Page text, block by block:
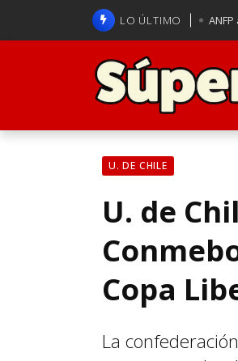
LO ÚLTIMO
La U
U. DE CHILE
U. de
Copa
La